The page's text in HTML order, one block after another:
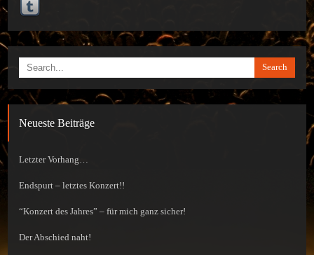
Search
Neueste Beiträge
Letzter Vorhang…
Endspurt – letztes Konzert!!
“Konzert des Jahres” – für mich ganz sicher!
Der Abschied naht!